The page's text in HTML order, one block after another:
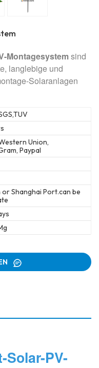
Montagesystem sind
langlebige und
Solaranlagen
Union,
Paypal
or Shanghai Port.can be
Solar-PV-